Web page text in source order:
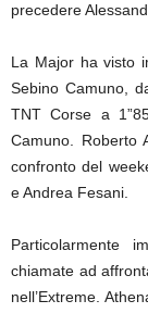
precedere
La Major ha visto
Sebino Camuno,
TNT Corse a
Camuno. Roberto
confronto del
e Andrea Fesani.
Particolarmente
chiamate ad
nell’Extreme.